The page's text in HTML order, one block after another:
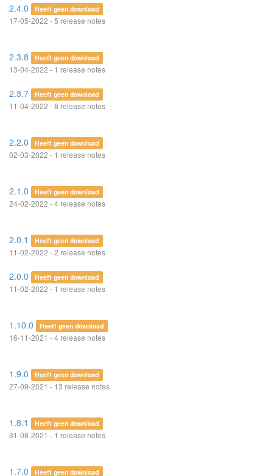
2.4.0 Heeft geen download
17-05-2022 - 5 release notes
2.3.8 Heeft geen download
13-04-2022 - 1 release notes
2.3.7 Heeft geen download
11-04-2022 - 8 release notes
2.2.0 Heeft geen download
02-03-2022 - 1 release notes
2.1.0 Heeft geen download
24-02-2022 - 4 release notes
2.0.1 Heeft geen download
11-02-2022 - 2 release notes
2.0.0 Heeft geen download
11-02-2022 - 1 release notes
1.10.0 Heeft geen download
16-11-2021 - 4 release notes
1.9.0 Heeft geen download
27-09-2021 - 13 release notes
1.8.1 Heeft geen download
31-08-2021 - 1 release notes
1.7.0 Heeft geen download